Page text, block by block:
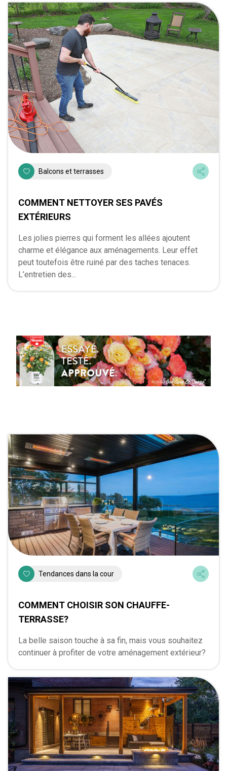
Balcons et terrasses
COMMENT NETTOYER SES PAVÉS
EXTÉRIEURS
Les jolies pierres qui forment les allées ajoutent
charme et élégance aux aménagements. Leur effet
peut toutefois être ruiné par des taches tenaces.
L’entretien des...
Tendances dans la cour
COMMENT CHOISIR SON CHAUFFE-
TERRASSE?
La belle saison touche à sa fin, mais vous souhaitez
continuer à profiter de votre aménagement extérieur?